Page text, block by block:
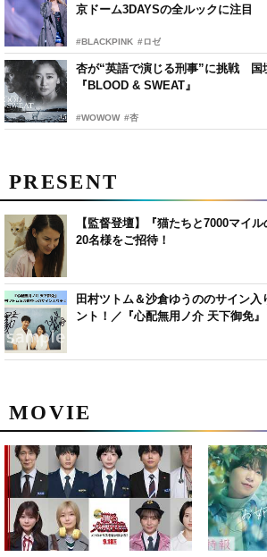
京ドーム3DAYSの全ルックに注目
#BLACKPINK #ロゼ
杏が“英語で演じる刑事”に挑戦 国
『BLOOD & SWEAT』
#WOWOW #杏
MOVIE
PRESENT
【監督登壇】『猫たちと7000マイ
20名様をご招待！
田村ツトム＆沙倉ゆうののサイン
ント！／『心配無用ノ介 天下御免』